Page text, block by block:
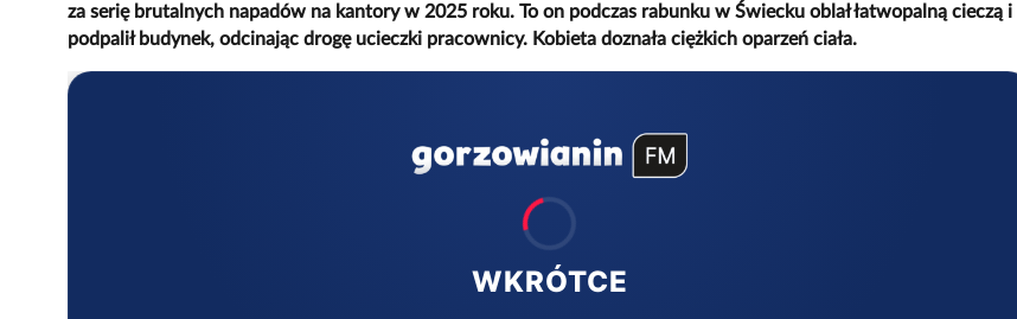
za serię brutalnych napadów na kantory w 2025 roku. To on podczas rabunku w Świecku oblał łatwopalną cieczą i
podpalił budynek, odcinając drogę ucieczki pracownicy. Kobieta doznała ciężkich oparzeń ciała.
WKRÓTCE